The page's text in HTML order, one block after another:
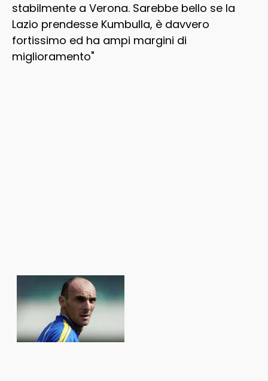
stabilmente a Verona. Sarebbe bello se la
Lazio prendesse Kumbulla, è davvero
fortissimo ed ha ampi margini di
miglioramento"